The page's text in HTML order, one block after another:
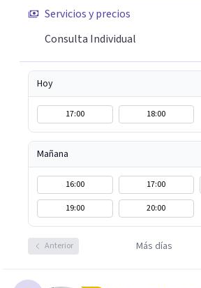
Servicios y precios
Consulta Individual
Hoy
17:00 18:00
Mañana
16:00 17:00
19:00
20:00
Anterior Más días